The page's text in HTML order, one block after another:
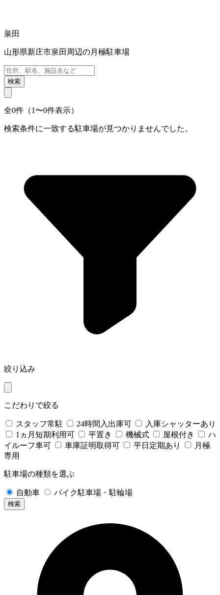
泉田
山形県新庄市泉田周辺の月極駐車場
検索
全0件（1〜0件表示）
検索条件に一致する駐車場が見つかりませんでした。
絞り込み
こだわりで絞る
スタッフ常駐 24時間入出庫可
入庫シャッターあり
1ヵ月短期利用可
平置き 機械式 屋根付き
ハ
イルーフ車可
車庫証明取得可 平日定期あり
月極
専用
駐車場の種類を選ぶ
自動車 バイク駐車場・駐輪場
検索